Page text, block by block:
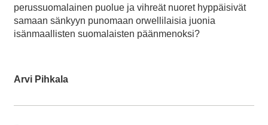
perussuomalainen puolue ja vihreät nuoret hyppäisivät
samaan sänkyyn punomaan orwellilaisia juonia
isänmaallisten suomalaisten päänmenoksi?
Arvi Pihkala